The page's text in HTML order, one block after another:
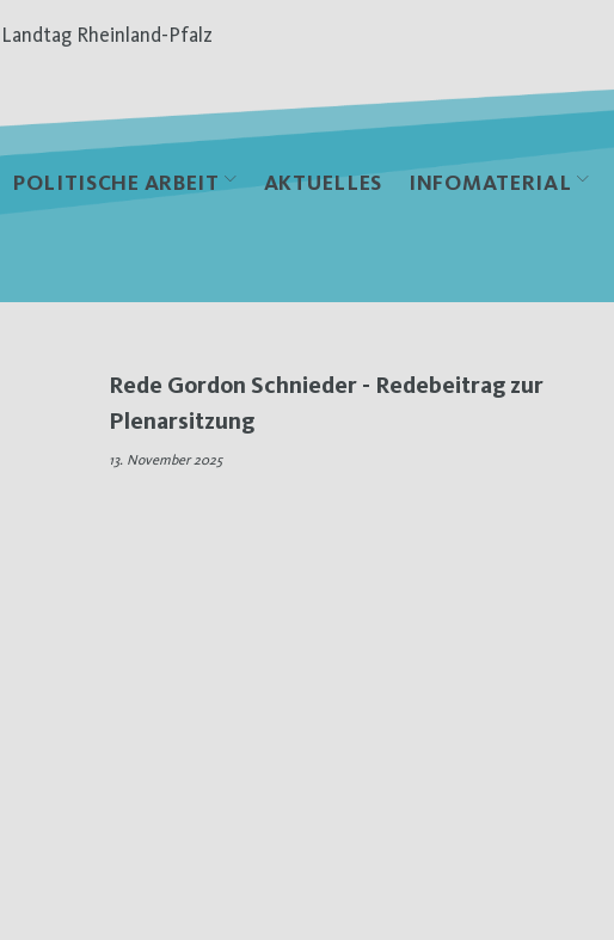
Rheinland-Pfalz
POLITISCHE ARBEIT AKTUELLES INFOMATERIAL
Rede Gordon Schnieder - Redebeitrag zur
Plenarsitzung
13. November 2025